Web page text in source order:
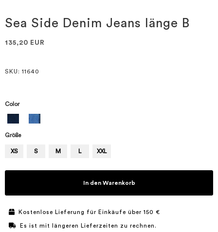
der
Bildgalerie
der
Bildgalerie
Sea Side Denim Jeans länge B
135,20 EUR
SKU : 11640
Color
Größe
XS S M L XXL
In den Warenkorb
Kostenlose Lieferung für Einkäufe über 150 €
Es ist mit längeren Lieferzeiten zu rechnen.